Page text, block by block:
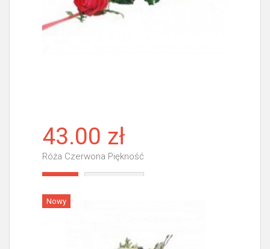
43.00 zł
Róża Czerwona Piękność
Nowy